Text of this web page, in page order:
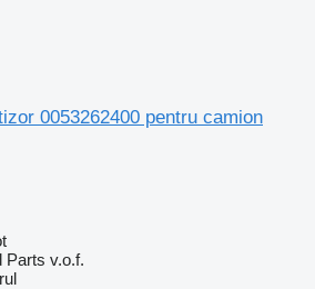
0053262400 pentru camion
Parts v.o.f.